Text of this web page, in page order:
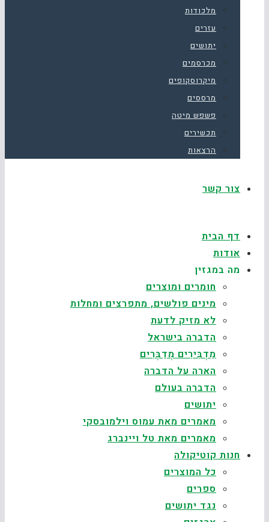
מלכודות
עזרים
יתושים
מכרסמים
מיקרוסקופים
מרססים
פשפש מיטה
תכשירים
הרצאות
צור קשר
דף הבית
אודות
מה במגזין
חומרים ומוצרים
מינים פולשים, מתפרצים ומחלות
לא מזיק לדעת
הדברה בישראל
מַדְבִּירִים מְדַבְּרִים
הארה על הדברה
הדברה בעולם
יתושים
מאמרים מאת עמוס וילמובסקי
מאמרים מאת טל ויינברג
חנות קוטיקולה
כל המוצרים
ספרים
נגד יתושים